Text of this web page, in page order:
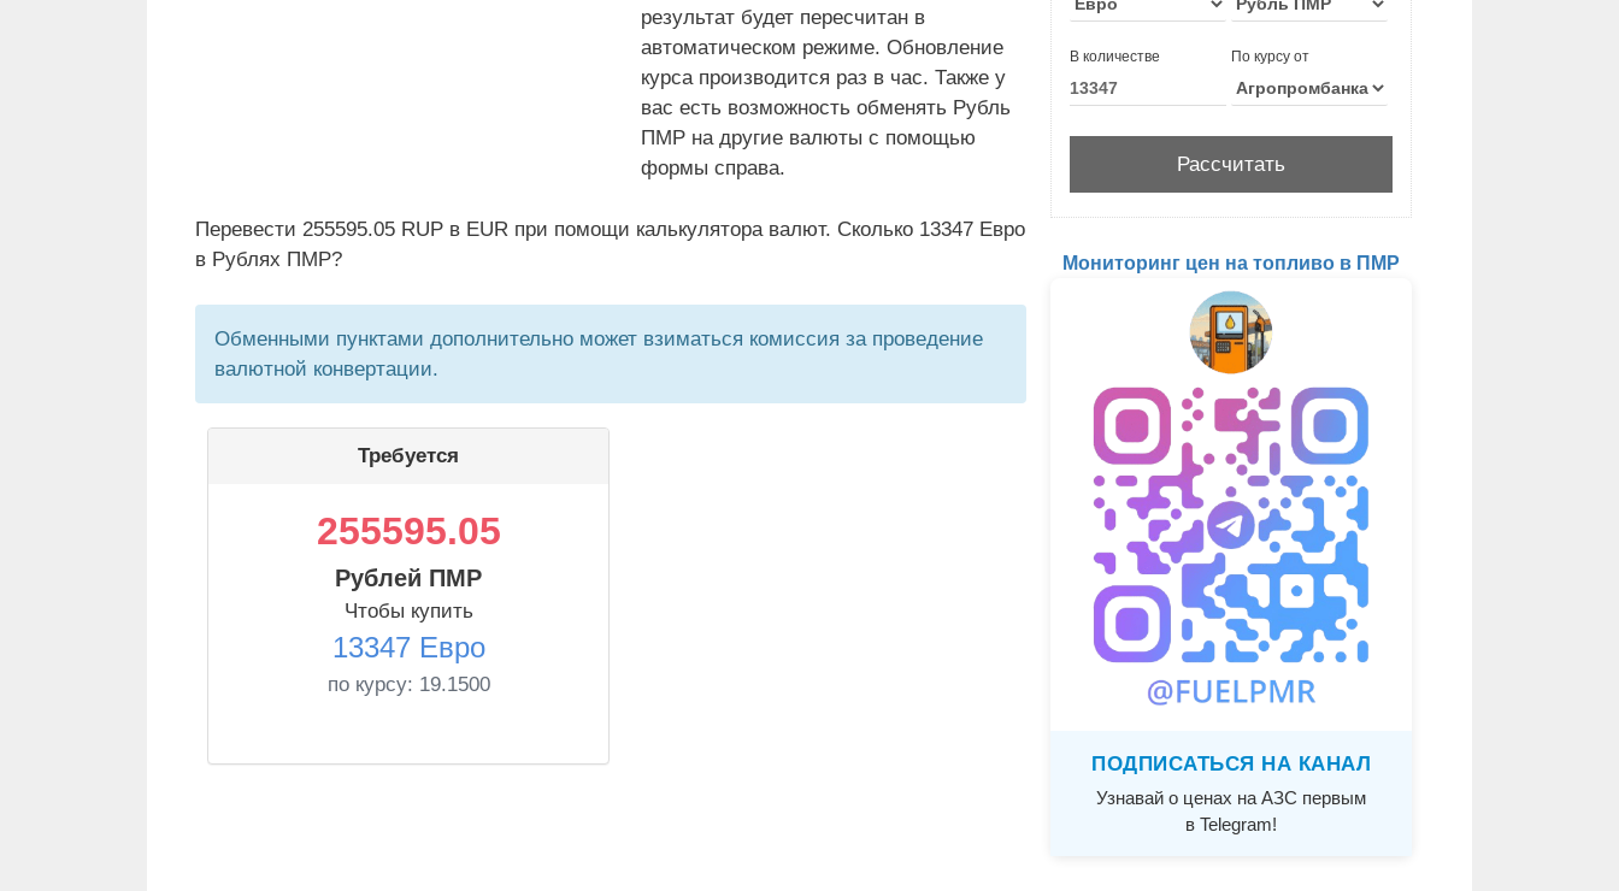
результат будет пересчитан в
автоматическом режиме. Обновление
курса производится раз в час. Также у
вас есть возможность обменять Рубль
ПМР на другие валюты с помощью
формы справа.
Перевести 255595.05 RUP в EUR при помощи калькулятора валют. Сколько 13347 Евро
в Рублях ПМР?
Обменными пунктами дополнительно может взиматься комиссия за проведение
валютной конвертации.
Требуется
255595.05
Рублей ПМР
Чтобы купить
13347 Евро
по курсу: 19.1500
В количестве По курсу от
Мониторинг цен на топливо в ПМР
ПОДПИСАТЬСЯ НА КАНАЛ
Узнавай о ценах на АЗС первым
в Telegram!